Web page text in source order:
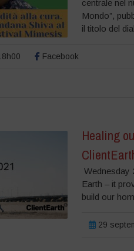
centrale nel
Mondo”,
il titolo del
Facebook
Healing
Wednesday
Earth – it
build our
29